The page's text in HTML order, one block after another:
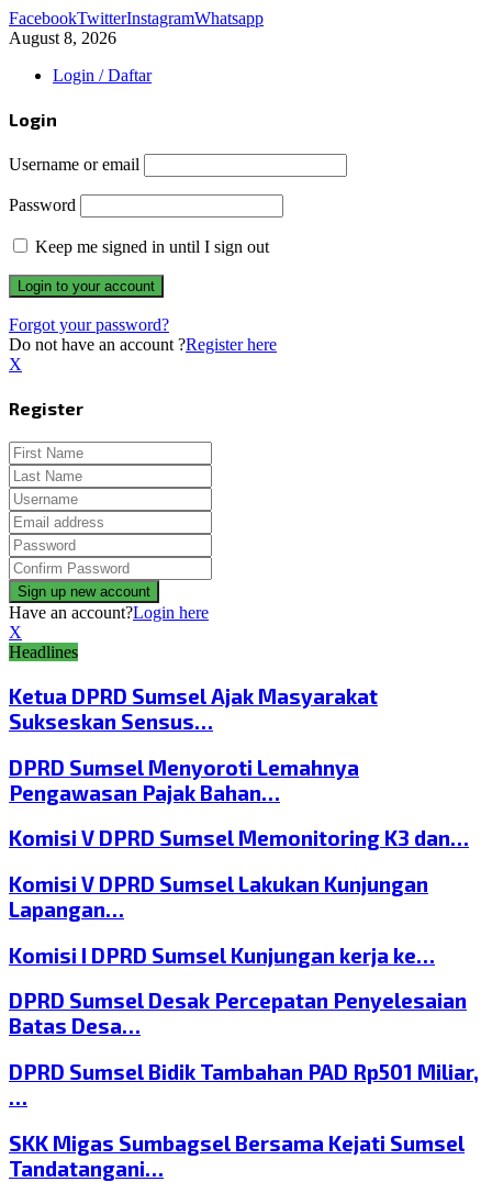
FacebookTwitterInstagramWhatsapp
August 8, 2026
Login / Daftar
Login
Username or email
Password
Keep me signed in until I sign out
Forgot your password?
Do not have an account ?Register here
X
Register
Have an account?Login here
X
Headlines
Ketua DPRD Sumsel Ajak Masyarakat
Sukseskan Sensus…
DPRD Sumsel Menyoroti Lemahnya
Pengawasan Pajak Bahan…
Komisi V DPRD Sumsel Memonitoring K3 dan…
Komisi V DPRD Sumsel Lakukan Kunjungan
Lapangan…
Komisi I DPRD Sumsel Kunjungan kerja ke…
DPRD Sumsel Desak Percepatan Penyelesaian
Batas Desa…
DPRD Sumsel Bidik Tambahan PAD Rp501 Miliar,
…
SKK Migas Sumbagsel Bersama Kejati Sumsel
Tandatangani…